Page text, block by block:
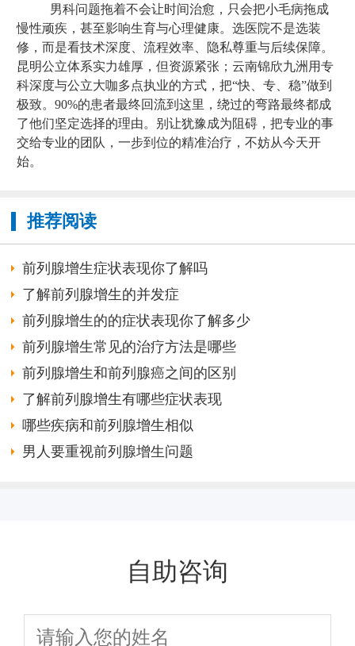
男科问题拖着不会让时间治愈，只会把小毛病拖成
慢性顽疾，甚至影响生育与心理健康。选医院不是选装
修，而是看技术深度、流程效率、隐私尊重与后续保障。
昆明公立体系实力雄厚，但资源紧张；云南锦欣九洲用专
科深度与公立大咖多点执业的方式，把“快、专、稳”做到
极致。90%的患者最终回流到这里，绕过的弯路最终都成
了他们坚定选择的理由。别让犹豫成为阻碍，把专业的事
交给专业的团队，一步到位的精准治疗，不妨从今天开
始。
推荐阅读
前列腺增生症状表现你了解吗
了解前列腺增生的并发症
前列腺增生的的症状表现你了解多少
前列腺增生常见的治疗方法是哪些
前列腺增生和前列腺癌之间的区别
了解前列腺增生有哪些症状表现
哪些疾病和前列腺增生相似
男人要重视前列腺增生问题
自助咨询